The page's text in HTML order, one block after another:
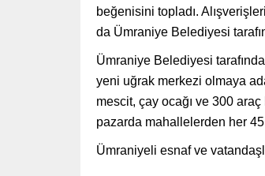
beğenisini topladı.
da Ümraniye Belediyesi
Ümraniye Belediyesi
yeni uğrak merkezi olmaya
mescit, çay ocağı ve 300
pazarda mahallelerden her 45
Ümraniyeli esnaf ve